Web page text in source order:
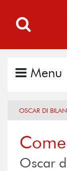
Menu
OSCAR DI
Oscar